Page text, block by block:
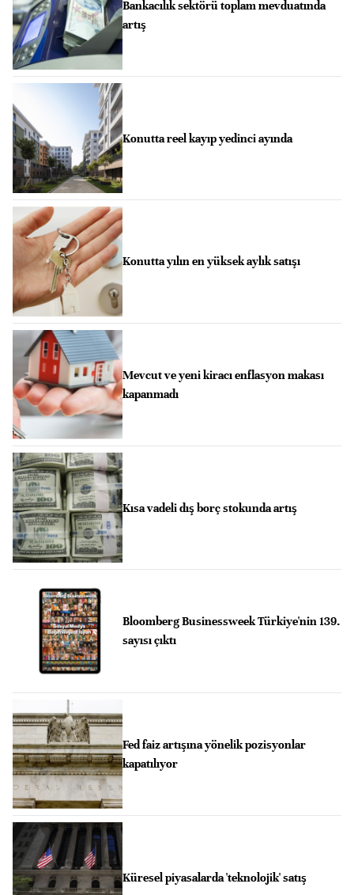
Bankacılık sektörü toplam mevduatında
artış
Konutta reel kayıp yedinci ayında
Konutta yılın en yüksek aylık satışı
Mevcut ve yeni kiracı enflasyon makası
kapanmadı
Kısa vadeli dış borç stokunda artış
Bloomberg Businessweek Türkiye'nin 139.
sayısı çıktı
Fed faiz artışına yönelik pozisyonlar
kapatılıyor
Küresel piyasalarda 'teknolojik' satış